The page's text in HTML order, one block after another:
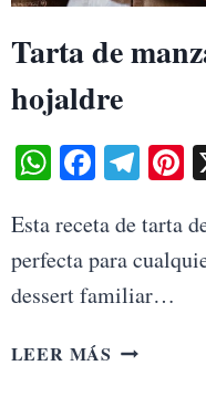
Tarta de
hojaldre
WhatsApp
Esta receta de tarta
perfecta para
dessert familiar…
LEER MÁS TARTA